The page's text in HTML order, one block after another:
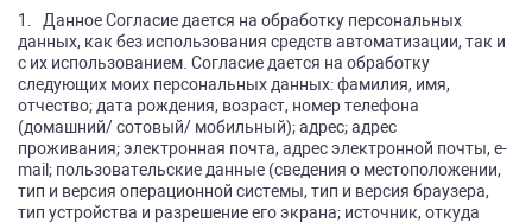
1. Данное Согласие дается на обработку персональных
данных, как без использования средств автоматизации, так и
с их использованием. Согласие дается на обработку
следующих моих персональных данных: фамилия, имя,
отчество; дата рождения, возраст, номер телефона
(домашний/ сотовый/ мобильный); адрес; адрес
проживания; электронная почта, адрес электронной почты, e-
mail; пользовательские данные (сведения о местоположении,
тип и версия операционной системы, тип и версия браузера,
тип устройства и разрешение его экрана; источник, откуда